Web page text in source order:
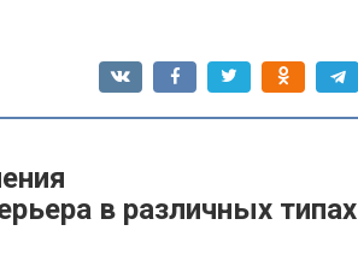
в различных типах